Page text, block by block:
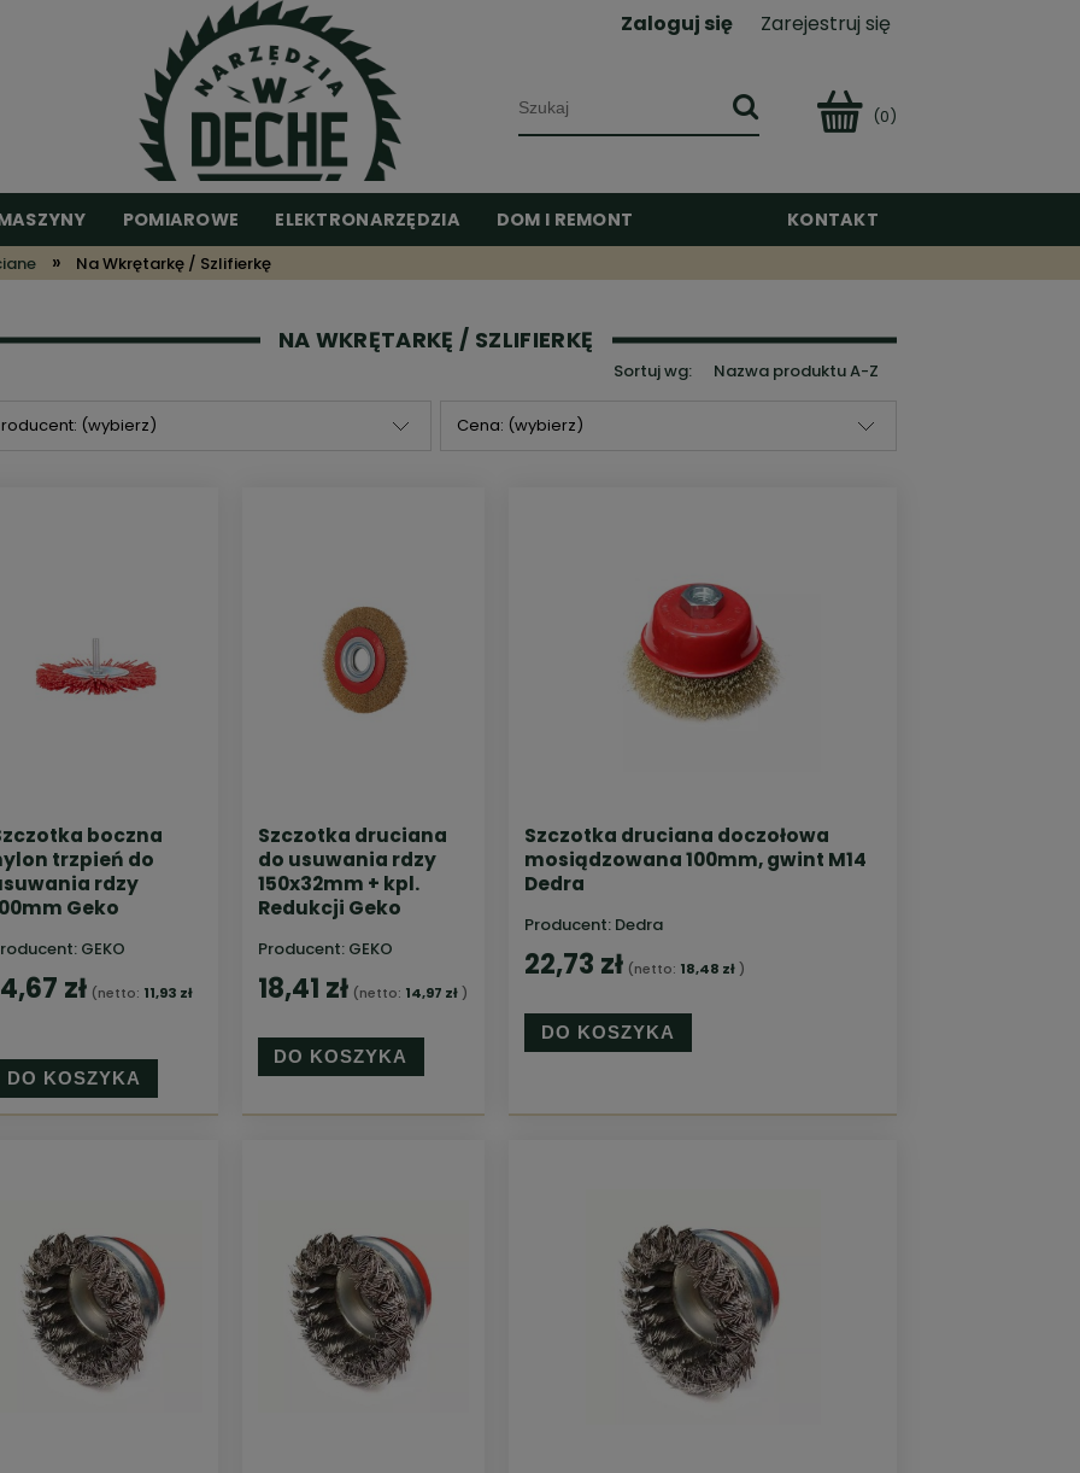
Zaloguj się Zarejestruj się
(0)
POMIAROWE ELEKTRONARZĘDZIA DOM I REMONT KONTAKT
» Na Wkrętarkę / Szlifierkę
NA WKRĘTARKĘ / SZLIFIERKĘ
Sortuj wg: Nazwa produktu A-Z
(wybierz) Cena: (wybierz)
boczna
trzpień do
rdzy
Geko
GEKO
zł (netto: 11,93 zł
DO KOSZYKA
Szczotka druciana
do usuwania rdzy
150x32mm + kpl.
Redukcji Geko
Producent: GEKO
18,41 zł (netto: 14,97 zł)
DO KOSZYKA
Szczotka druciana doczołowa
mosiądzowana 100mm, gwint M14
Dedra
Producent: Dedra
22,73 zł (netto: 18,48 zł)
DO KOSZYKA